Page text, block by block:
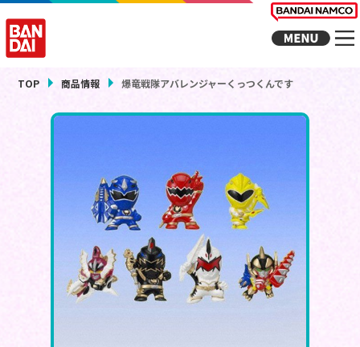
TOP 商品情報 爆竜戦隊アバレンジャーくっつくんです